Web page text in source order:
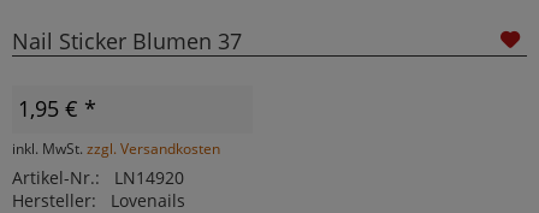
Nail Sticker Blumen 37
1,95 € *
inkl. MwSt. zzgl. Versandkosten
Artikel-Nr.:
LN14920
Hersteller:
Lovenails